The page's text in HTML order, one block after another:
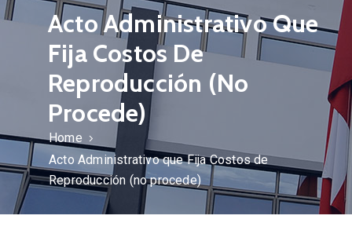
Acto Administrativo Que
Fija Costos De
Reproducción (no
Procede)
Home
Acto Administrativo que Fija Costos de
Reproducción (no procede)